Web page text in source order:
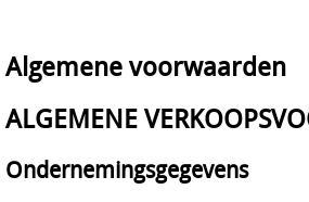
Algemene voorwaarden
ALGEMENE
Ondernemingsgegevens